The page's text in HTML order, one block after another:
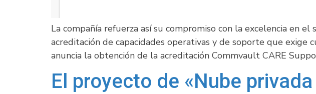
La compañía refuerza así su compromiso con la excelencia en
acreditación de capacidades operativas y de soporte que exige
anuncia la obtención de la acreditación Commvault CARE
El proyecto de «Nube